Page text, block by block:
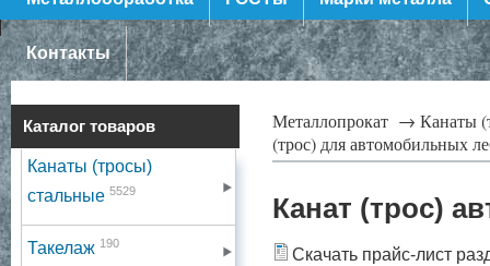
Контакты
Каталог товаров
Канаты (тросы)
стальные 5529
Такелаж 190
Металлопрокат → Канаты
(трос) для автомобильных
Канат (трос)
Скачать прайс-лист